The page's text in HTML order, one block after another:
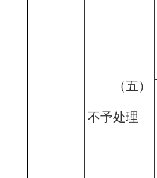
（五）
不予处理